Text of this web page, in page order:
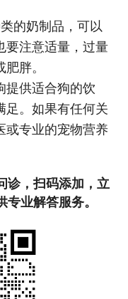
的奶制品，可以
要注意适量，过量
胖。
提供适合狗的饮
足。如果有任何关
或专业的宠物营养
诊，扫码添加，立
业解答服务。